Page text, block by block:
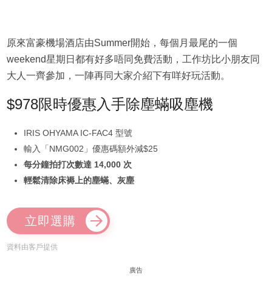
原來富豪機場酒店由Summer開始，每個月最尾的一個
weekend星期日都有好多唔同免費活動，工作坊比小朋友同
大人一齊參加，一陣再同大家介紹下有咩好玩活動。
$978限時優惠入手除塵蟎吸塵機
IRIS OHYAMA IC-FAC4 型號
輸入「NMG002」優惠碼額外減$25
每分鐘拍打次數達 14,000 次
輕鬆清除床褥上的塵蟎、灰塵
立即選購
資料由客戶提供
廣告